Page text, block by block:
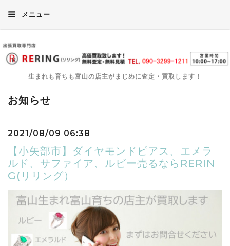
メニュー
生まれも育ちも富山の店主がまじめに査定・買取します！
お知らせ
2021/08/09 06:38
【小矢部市】ダイヤモンドピアス、エメラ
ルド、サファイア、ルビー売るならRERIN
G(リリング）